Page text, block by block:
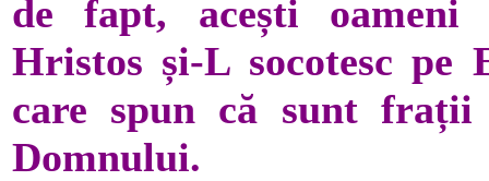
de fapt, acești oameni
Hristos și-L socotesc pe
care spun că sunt
Domnului.